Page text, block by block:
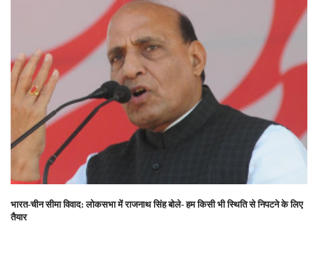
भारत-चीन सीमा विवाद: लोकसभा में राजनाथ सिंह बोले- हम किसी भी स्थिति से निपटने के लिए
तैयार